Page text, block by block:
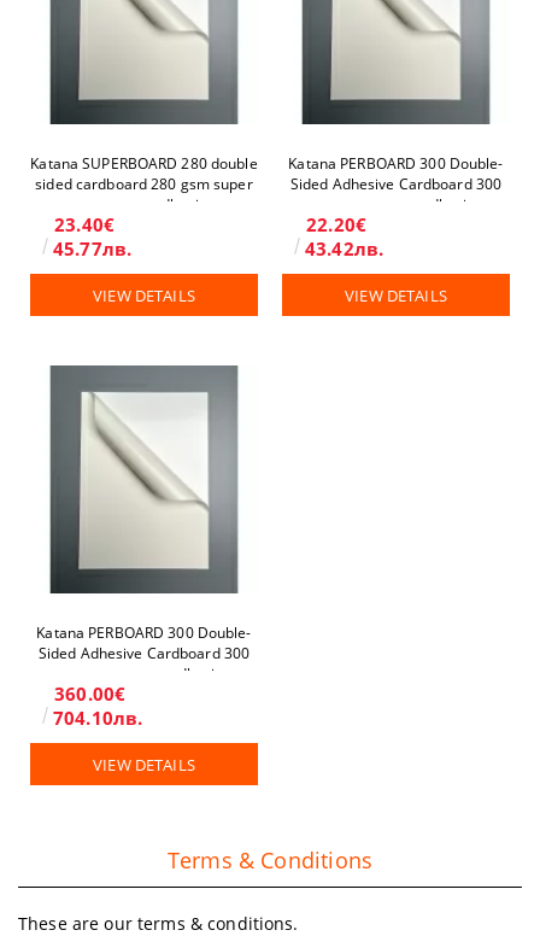
Katana SUPERBOARD 280 double
sided cardboard 280 gsm super
permanent adhesive
23.40€
45.77лв.
VIEW DETAILS
Katana PERBOARD 300 Double-
Sided Adhesive Cardboard 300
gsm permanent adhesive
22.20€
43.42лв.
VIEW DETAILS
Katana PERBOARD 300 Double-
Sided Adhesive Cardboard 300
gsm permanent adhesive
360.00€
704.10лв.
VIEW DETAILS
Terms & Conditions
These are our terms & conditions.